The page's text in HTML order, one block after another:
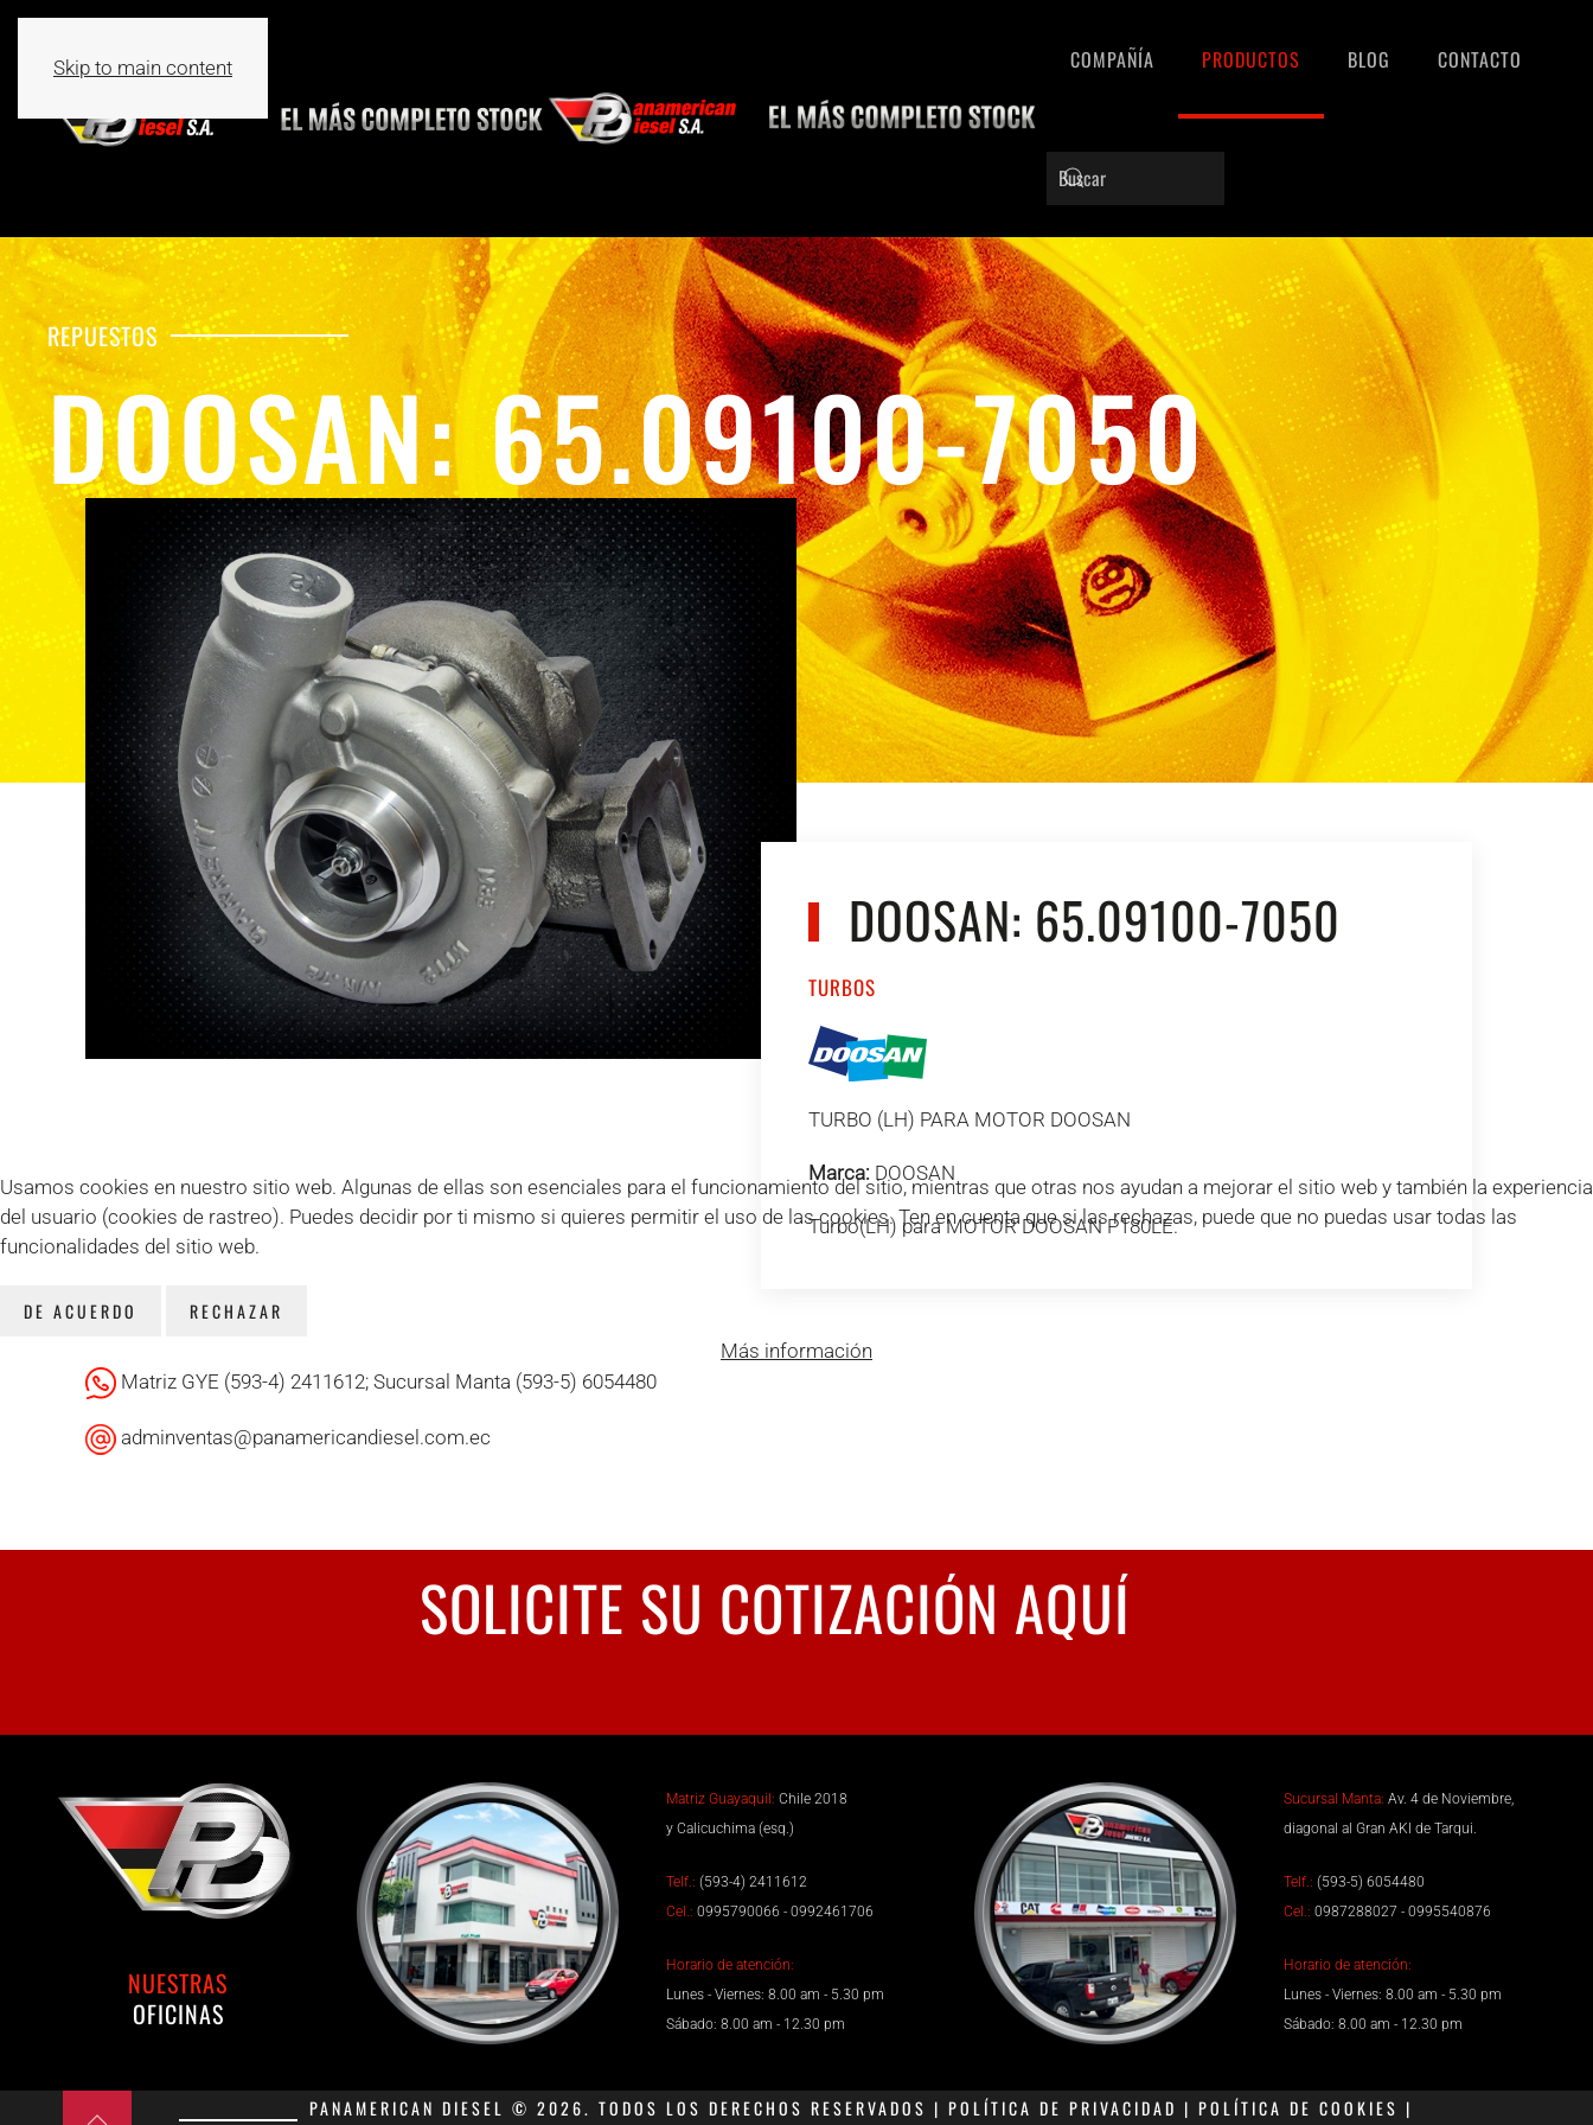
Skip to main content COMPAÑÍA PRODUCTOS BLOG CONTACTO
REPUESTOS
DOOSAN: 65.09100-7050
Matriz GYE (593-4) 2411612; Sucursal Manta (593-5) 6054480
adminventas@panamericandiesel.com.ec
DOOSAN: 65.09100-7050
TURBOS
TURBO (LH) PARA MOTOR DOOSAN
Marca: DOOSAN
Turbo(LH) para MOTOR DOOSAN P180LE.
SOLICITE SU COTIZACIÓN AQUÍ
NUESTRAS
OFICINAS
Matriz Guayaquil: Chile 2018
y Calicuchima (esq.)
Telf.: (593-4) 2411612
Cel.: 0995790066 - 0992461706
Horario de atención:
Lunes - Viernes: 8.00 am - 5.30 pm
Sábado: 8.00 am - 12.30 pm
Sucursal Manta: Av. 4 de Noviembre,
diagonal al Gran AKI de Tarqui.
Telf.: (593-5) 6054480
Cel.: 0987288027 - 0995540876
Horario de atención:
Lunes - Viernes: 8.00 am - 5.30 pm
Sábado: 8.00 am - 12.30 pm
PANAMERICAN DIESEL © 2026. TODOS LOS DERECHOS RESERVADOS | POLÍTICA DE PRIVACIDAD | POLÍTICA DE COOKIES |
Usamos cookies en nuestro sitio web. Algunas de ellas son esenciales para el funcionamiento del sitio, mientras que otras nos ayudan a mejorar el sitio web y también la experiencia
del usuario (cookies de rastreo). Puedes decidir por ti mismo si quieres permitir el uso de las cookies. Ten en cuenta que si las rechazas, puede que no puedas usar todas las
funcionalidades del sitio web.
DE ACUERDO RECHAZAR
Más información